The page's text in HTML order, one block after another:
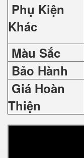
Phụ Kiện
Khác
Màu Sắc
Bảo Hành
Giá Hoàn
Thiện